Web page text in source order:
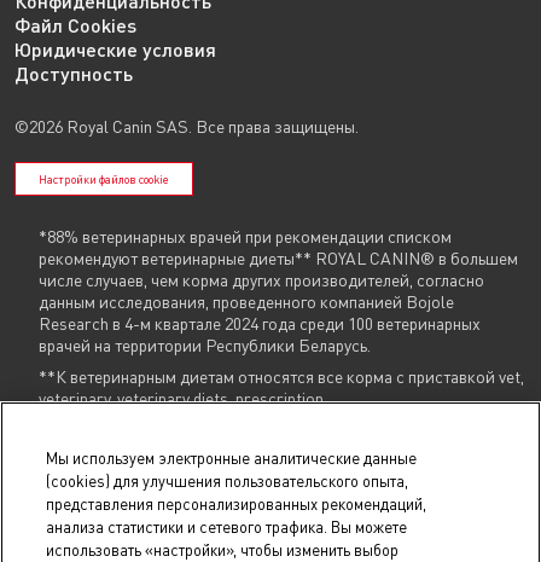
Файл Cookies
Юридические условия
Доступность
©2026 Royal Canin SAS. Все права защищены.
Настройки файлов cookie
*88% ветеринарных врачей при рекомендации списком
рекомендуют ветеринарные диеты** ROYAL CANIN® в большем
числе случаев, чем корма других производителей, согласно
данным исследования, проведенного компанией Bojole
Research в 4-м квартале 2024 года среди 100 ветеринарных
врачей на территории Республики Беларусь.
**К ветеринарным диетам относятся все корма с приставкой vet,
veterinary, veterinary diets, prescription
Указанные контакты ( +375 29 604 86 86,info@royalcanin.by) являются в том
числе контактами для связи по вопросам обращения покупателей о
В торговом реестре с 31 июля 2025 г., № регистрации 754731.
В реестре БелГИЭ с 15 мая 2025 г., № регистрации 206019, адрес ресурса:
Мы используем электронные аналитические данные
(cookies) для улучшения пользовательского опыта,
представления персонализированных рекомендаций,
анализа статистики и сетевого трафика. Вы можете
использовать «настройки», чтобы изменить выбор